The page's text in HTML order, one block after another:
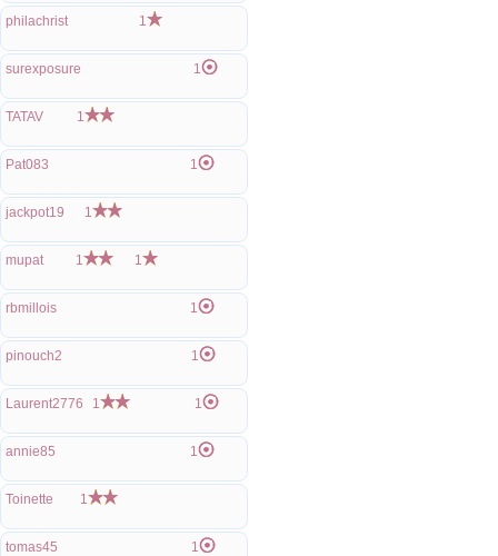
philachrist 1
surexposure 1
TATAV 1
Pat083 1
jackpot19 1
mupat 1 1
rbmillois 1
pinouch2 1
Laurent2776 1 1
annie85 1
Toinette 1
tomas45 1